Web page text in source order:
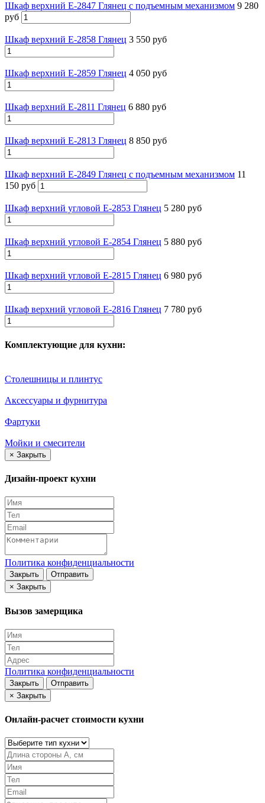
Шкаф верхний Е-2847 Глянец с подъемным механизмом 9 280
руб
Шкаф верхний Е-2858 Глянец 3 550 руб
Шкаф верхний Е-2859 Глянец 4 050 руб
Шкаф верхний Е-2811 Глянец 6 880 руб
Шкаф верхний Е-2813 Глянец 8 850 руб
Шкаф верхний Е-2849 Глянец с подъемным механизмом 11
150 руб
Шкаф верхний угловой Е-2853 Глянец 5 280 руб
Шкаф верхний угловой Е-2854 Глянец 5 880 руб
Шкаф верхний угловой Е-2815 Глянец 6 980 руб
Шкаф верхний угловой Е-2816 Глянец 7 780 руб
Комплектующие для кухни:
Столешницы и плинтус
Аксессуары и фурнитура
Фартуки
Мойки и смесители
× Закрыть
Дизайн-проект кухни
Политика конфиденциальности
Закрыть
Отправить
× Закрыть
Вызов замерщика
Политика конфиденциальности
Закрыть
Отправить
× Закрыть
Онлайн-расчет стоимости кухни